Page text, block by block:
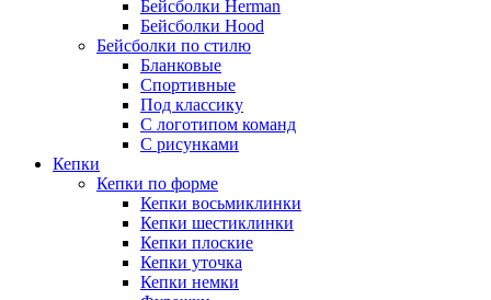
Бейсболки Herman
Бейсболки Hood
Бейсболки по стилю
Бланковые
Спортивные
Под классику
С логотипом команд
С рисунками
Кепки
Кепки по форме
Кепки восьмиклинки
Кепки шестиклинки
Кепки плоские
Кепки уточка
Кепки немки